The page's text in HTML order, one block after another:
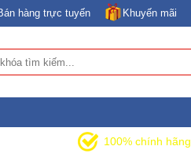
hàng trực tuyến Khuyến mãi
100% chính hãng